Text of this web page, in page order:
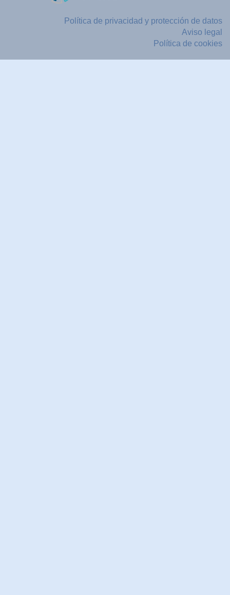
Política de privacidad y protección de datos
Aviso legal
Política de cookies